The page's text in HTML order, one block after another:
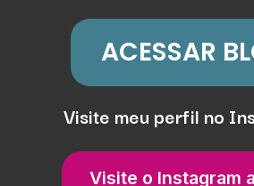
ACESSAR
Visite o Instagram
Visite meu perfil no